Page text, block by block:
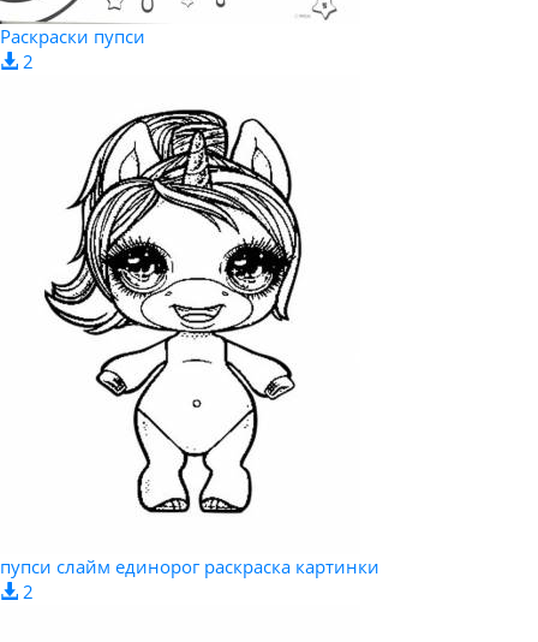
Раскраски пупси
2
пупси слайм единорог раскраска картинки
2